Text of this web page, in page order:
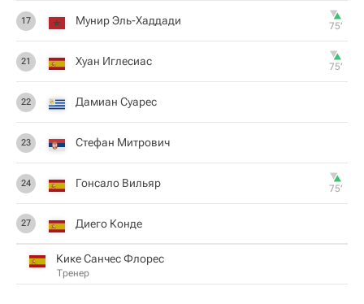
17 Мунир Эль-Хаддади 75‎’‎
21 Хуан Иглесиас 75‎’‎
22 Дамиан Суарес
23 Стефан Митрович
24 Гонсало Вильяр 75‎’‎
27 Диего Конде
Кике Санчес Флорес
Тренер